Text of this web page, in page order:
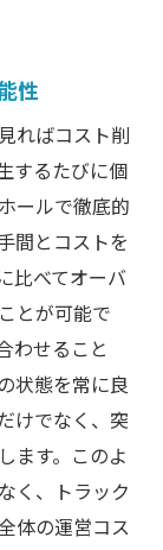
わせ
技術者の
確認方法
ームワー
ールの技術
ホール方法
る専門技術
イド
性
ればコスト削
するたびに個
ールで徹底的
間とコストを
比べてオーバ
とが可能で
わせること
状態を常に良
けでなく、突
ます。このよ
く、トラック
体の運営コス